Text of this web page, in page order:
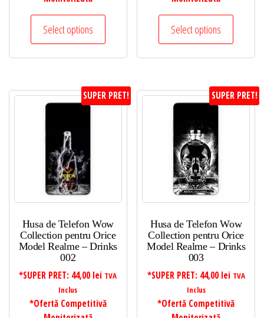
Select options Select options
SUPER PRET!
Husa de Telefon Wow
Collection pentru Orice
Model Realme – Drinks
002
*SUPER PRET: 44,00 lei TVA
Inclus
*Ofertă Competitivă
SUPER PRET!
Husa de Telefon Wow
Collection pentru Orice
Model Realme – Drinks
003
*SUPER PRET: 44,00 lei TVA
Inclus
*Ofertă Competitivă